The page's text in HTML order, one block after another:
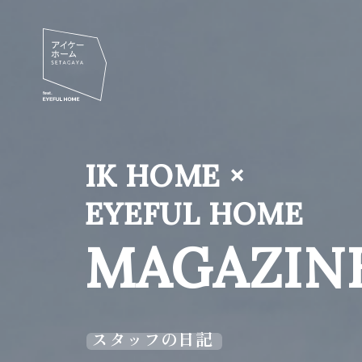
IK HOME ×
EYEFUL HOME
スタッフの日記